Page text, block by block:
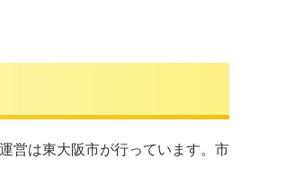
営は東大阪市が行っています。市